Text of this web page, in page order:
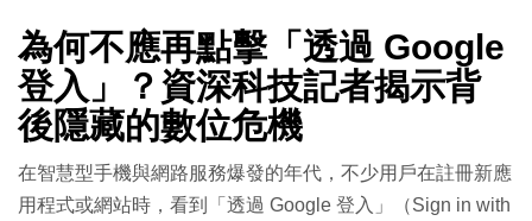
為何不應再點擊「透過 Google
登入」？資深科技記者揭示背
後隱藏的數位危機
在智慧型手機與網路服務爆發的年代，不少用戶在註冊新應
用程式或網站時，看到「透過 Google 登入」（Sign in with